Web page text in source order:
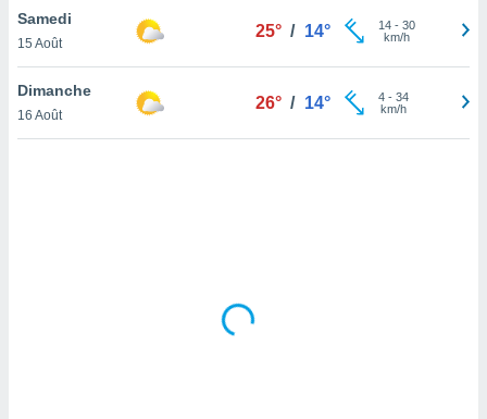
de
Samedi
15 Août
25° / 14° 14- 30
km/h
Dimanche
16 Août
26° / 14° 4- 34
km/h